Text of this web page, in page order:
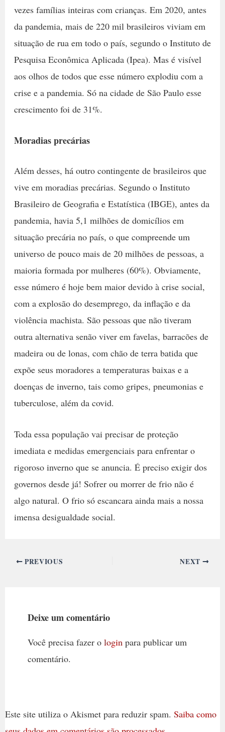
vezes famílias inteiras com crianças. Em 2020, antes
da pandemia, mais de 220 mil brasileiros viviam em
situação de rua em todo o país, segundo o Instituto de
Pesquisa Econômica Aplicada (Ipea). Mas é visível
aos olhos de todos que esse número explodiu com a
crise e a pandemia. Só na cidade de São Paulo esse
crescimento foi de 31%.
Moradias precárias
Além desses, há outro contingente de brasileiros que
vive em moradias precárias. Segundo o Instituto
Brasileiro de Geografia e Estatística (IBGE), antes da
pandemia, havia 5,1 milhões de domicílios em
situação precária no país, o que compreende um
universo de pouco mais de 20 milhões de pessoas, a
maioria formada por mulheres (60%). Obviamente,
esse número é hoje bem maior devido à crise social,
com a explosão do desemprego, da inflação e da
violência machista. São pessoas que não tiveram
outra alternativa senão viver em favelas, barracões de
madeira ou de lonas, com chão de terra batida que
expõe seus moradores a temperaturas baixas e a
doenças de inverno, tais como gripes, pneumonias e
tuberculose, além da covid.
Toda essa população vai precisar de proteção
imediata e medidas emergenciais para enfrentar o
rigoroso inverno que se anuncia. É preciso exigir dos
governos desde já! Sofrer ou morrer de frio não é
algo natural. O frio só escancara ainda mais a nossa
imensa desigualdade social.
PREVIOUS NEXT
Deixe um comentário
Você precisa fazer o loginpara publicar um
comentário.
Este site utiliza o Akismet para reduzir spam. Saiba como